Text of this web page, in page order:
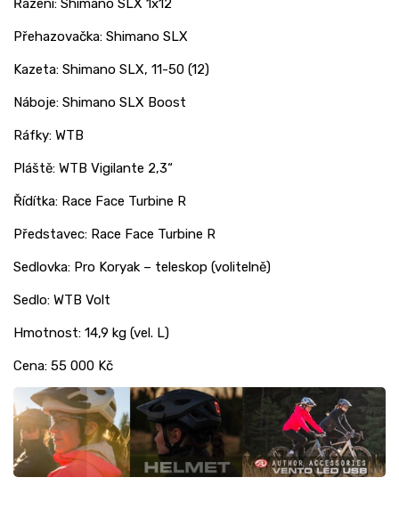
Řazení: Shimano SLX 1x12
Přehazovačka: Shimano SLX
Kazeta: Shimano SLX, 11-50 (12)
Náboje: Shimano SLX Boost
Ráfky: WTB
Pláště: WTB Vigilante 2,3“
Řídítka: Race Face Turbine R
Představec: Race Face Turbine R
Sedlovka: Pro Koryak – teleskop (volitelně)
Sedlo: WTB Volt
Hmotnost: 14,9 kg (vel. L)
Cena: 55 000 Kč